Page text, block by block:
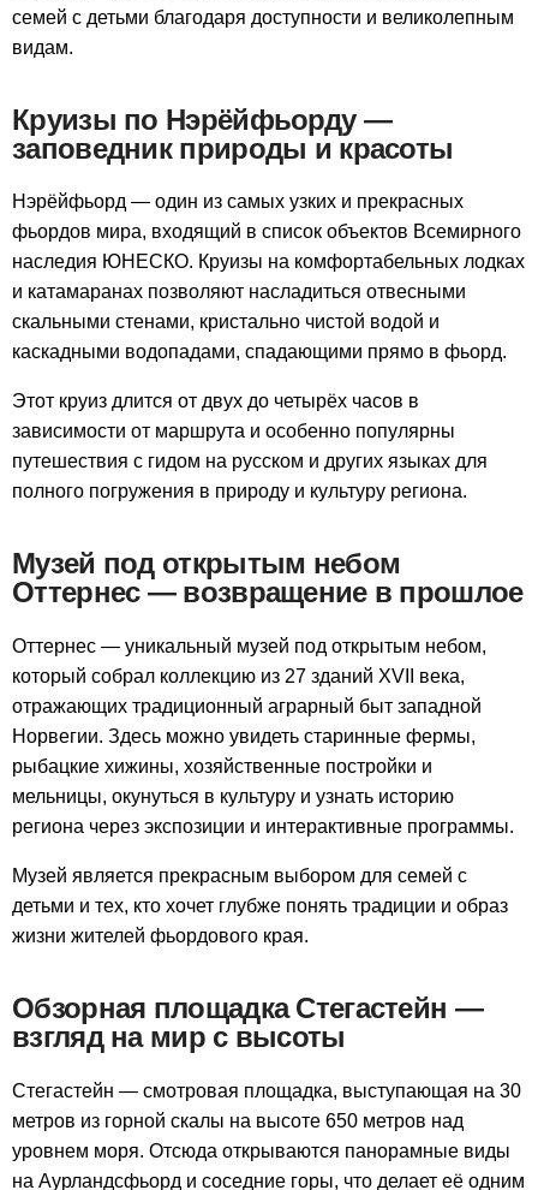
семей с детьми благодаря доступности и великолепным
видам.
Круизы по Нэрёйфьорду —
заповедник природы и красоты
Нэрёйфьорд — один из самых узких и прекрасных
фьордов мира, входящий в список объектов Всемирного
наследия ЮНЕСКО. Круизы на комфортабельных лодках
и катамаранах позволяют насладиться отвесными
скальными стенами, кристально чистой водой и
каскадными водопадами, спадающими прямо в фьорд.
Этот круиз длится от двух до четырёх часов в
зависимости от маршрута и особенно популярны
путешествия с гидом на русском и других языках для
полного погружения в природу и культуру региона.
Музей под открытым небом
Оттернес — возвращение в прошлое
Оттернес — уникальный музей под открытым небом,
который собрал коллекцию из 27 зданий XVII века,
отражающих традиционный аграрный быт западной
Норвегии. Здесь можно увидеть старинные фермы,
рыбацкие хижины, хозяйственные постройки и
мельницы, окунуться в культуру и узнать историю
региона через экспозиции и интерактивные программы.
Музей является прекрасным выбором для семей с
детьми и тех, кто хочет глубже понять традиции и образ
жизни жителей фьордового края.
Обзорная площадка Стегастейн —
взгляд на мир с высоты
Стегастейн — смотровая площадка, выступающая на 30
метров из горной скалы на высоте 650 метров над
уровнем моря. Отсюда открываются панорамные виды
на Аурландсфьорд и соседние горы, что делает её одним